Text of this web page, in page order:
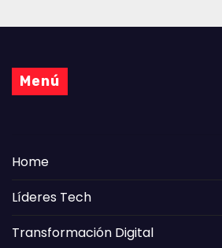
Menú
Home
Líderes Tech
Transformación Digital